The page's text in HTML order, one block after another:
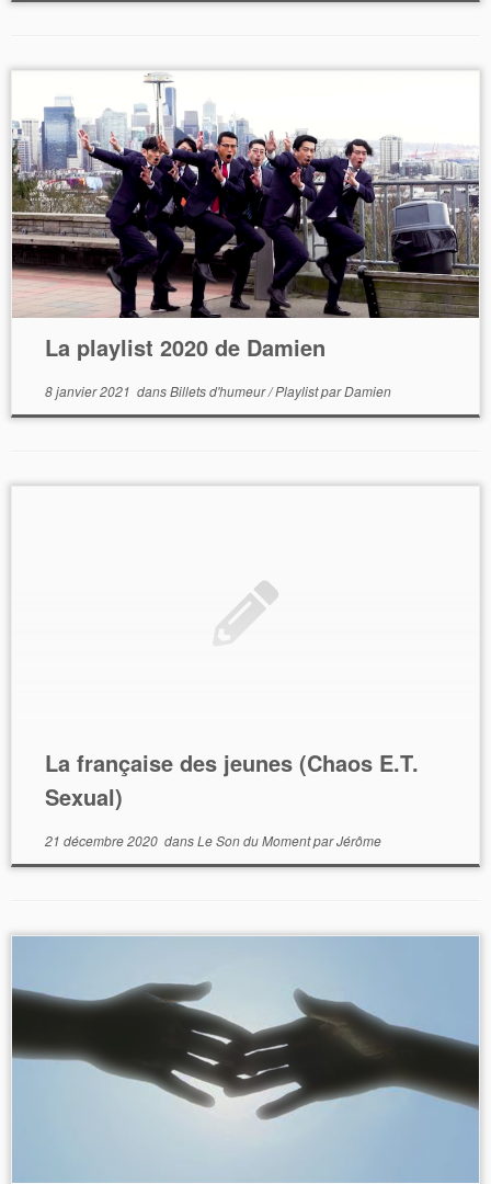
La playlist 2020 de Damien
8 janvier 2021 dansBillets d'humeur/PlaylistparDamien
La française des jeunes (Chaos E.T.
Sexual)
21 décembre 2020dansLe Son du MomentparJérôme